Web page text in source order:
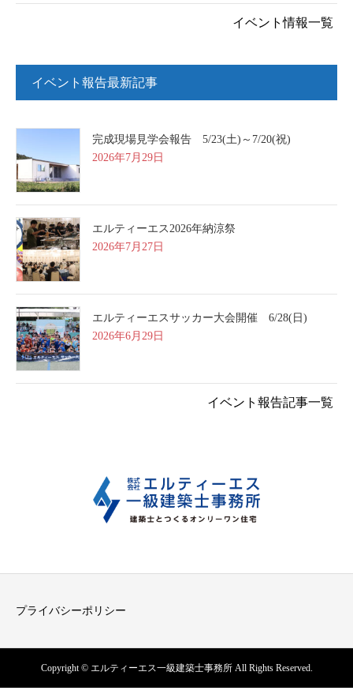
イベント情報一覧
イベント報告最新記事
完成現場見学会報告 5/23(土)～7/20(祝)
2026年7月29日
エルティーエス2026年納涼祭
2026年7月27日
エルティーエスサッカー大会開催 6/28(日)
2026年6月29日
イベント報告記事一覧
プライバシーポリシー
Copyright © エルティーエス一級建築士事務所 All Rights Reserved.